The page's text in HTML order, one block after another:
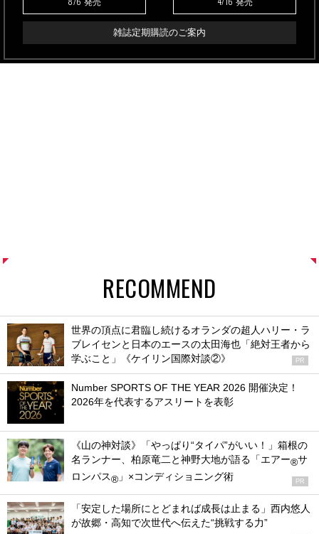
発売 発売
雑誌定期購読のご案内
RECOMMEND
世界の頂点に君臨し続けるオランダの超人ハリー・ラ
ブレイセンと日本のエースの太田海也「絶対王者から
学ぶこと」《ケイリン国際対談②》
PR
Number SPORTS OF THE YEAR 2026 開催決定！
2026年を代表するアスリートを表彰
《山の神対談》「やっぱり“タイパ”がいい！」箱根の
名ランナー、柏原竜二と神野大地が語る「エアー®サ
ロンパス® 」×コンディショニング術 PR
「安定した場所にとどまれば成長は止まる」西内悠人
が故郷・高知で次世代へ伝えた“挑戦する力”